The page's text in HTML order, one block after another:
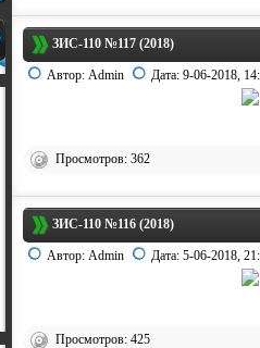
ЗИС-110 №117 (2018)
Автор: Admin Дата: 9-06-2018,
Просмотров: 362
ЗИС-110 №116 (2018)
Автор: Admin Дата: 5-06-2018,
Просмотров: 425